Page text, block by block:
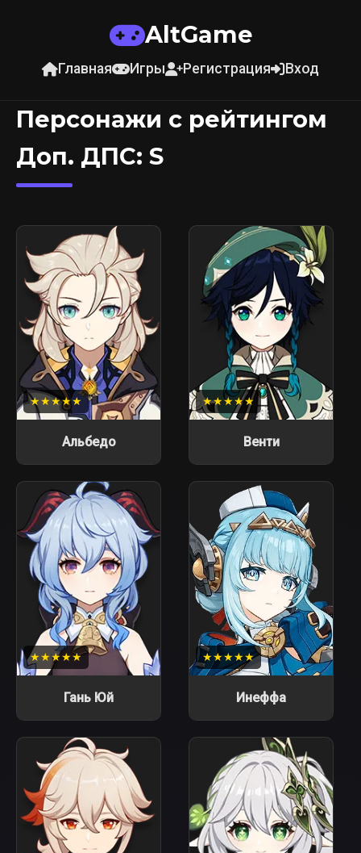
AltGame
Главная Игры Регистрация Вход
Персонажи с рейтингом
Доп. ДПС: S
★★★★★
Альбедо
★★★★★
Венти
★★★★★
Гань Юй
★★★★★
Инеффа